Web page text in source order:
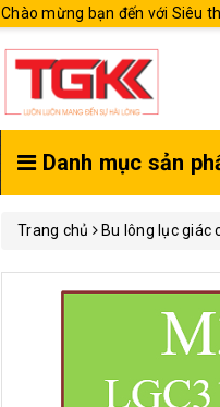
Chào mừng bạn đến với Siêu
Danh mục sản
Trang chủ Bu lông lục giác